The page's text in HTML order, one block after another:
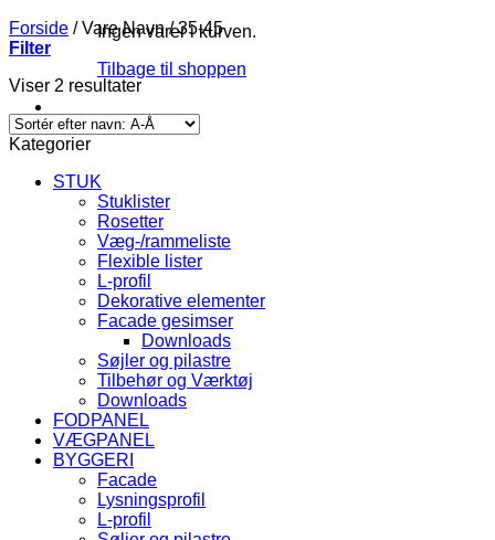
Ingen varer i kurven.
Tilbage til shoppen
Forside /Vare Navn/35-45
Filter
Viser 2 resultater
Kategorier
STUK
Stuklister
Rosetter
Væg-/rammeliste
Flexible lister
L-profil
Dekorative elementer
Facade gesimser
Downloads
Søjler og pilastre
Tilbehør og Værktøj
Downloads
FODPANEL
VÆGPANEL
BYGGERI
Facade
Lysningsprofil
L-profil